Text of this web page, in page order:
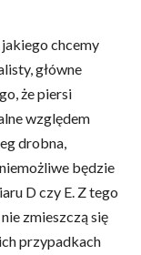
chcemy
główne
że piersi
względem
drobna,
będzie
D czy E. Z tego
zmieszczą się
przypadkach